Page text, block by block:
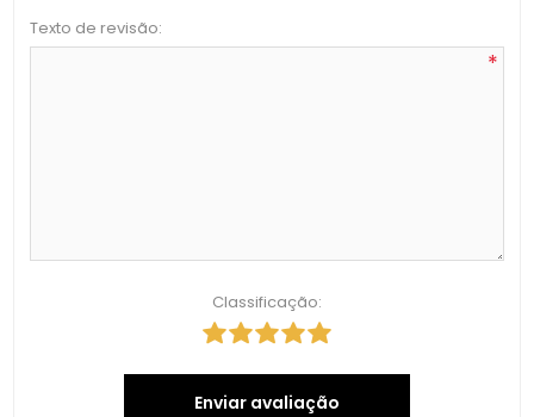
Texto de revisão:
*
Classificação:
Enviar avaliação